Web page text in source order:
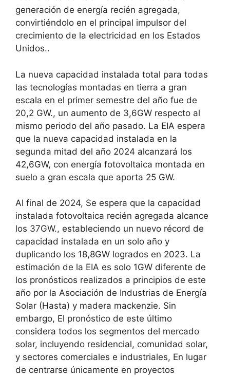
generación de energía recién agregada,
convirtiéndolo en el principal impulsor del
crecimiento de la electricidad en los Estados
Unidos..
La nueva capacidad instalada total para todas
las tecnologías montadas en tierra a gran
escala en el primer semestre del año fue de
20,2 GW., un aumento de 3,6GW respecto al
mismo periodo del año pasado. La EIA espera
que la nueva capacidad instalada en la
segunda mitad del año 2024 alcanzará los
42,6GW, con energía fotovoltaica montada en
suelo a gran escala que aporta 25 GW.
Al final de 2024, Se espera que la capacidad
instalada fotovoltaica recién agregada alcance
los 37GW., estableciendo un nuevo récord de
capacidad instalada en un solo año y
duplicando los 18,8GW logrados en 2023. La
estimación de la EIA es solo 1GW diferente de
los pronósticos realizados a principios de este
año por la Asociación de Industrias de Energía
Solar (Hasta) y madera mackenzie. Sin
embargo, El pronóstico de este último
considera todos los segmentos del mercado
solar, incluyendo residencial, comunidad solar,
y sectores comerciales e industriales, En lugar
de centrarse únicamente en proyectos